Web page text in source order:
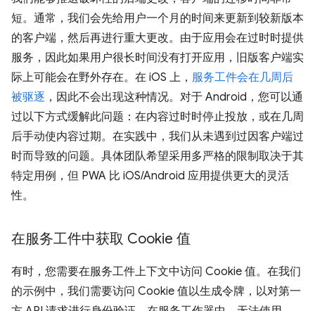
短。通常，我们会先给用户一个月的时间来更新到较新版本
的客户端，然后再进行重大更改。由于应用会在过时时提供
服务，因此如果用户很长时间没有打开应用，旧版客户端实
际上可能会在野外存在。在 iOS 上， 服务工件会在几周后
被驱逐 ，因此不会出现这种情况。对于 Android，您可以通
过以下方式缓解此问题：在内容过时时停止投放，或在几周
后手动使内容过期。在实践中，我们从未遇到过因客户端过
时而导致的问题。具体团队希望采用多严格的限制取决于其
特定用例，但 PWA 比 iOS/Android 应用提供更大的灵活
性。
在服务工件中获取 Cookie 值
有时，您需要在服务工件上下文中访问 Cookie 值。在我们
的示例中，我们需要访问 Cookie 值以生成令牌，以对第一